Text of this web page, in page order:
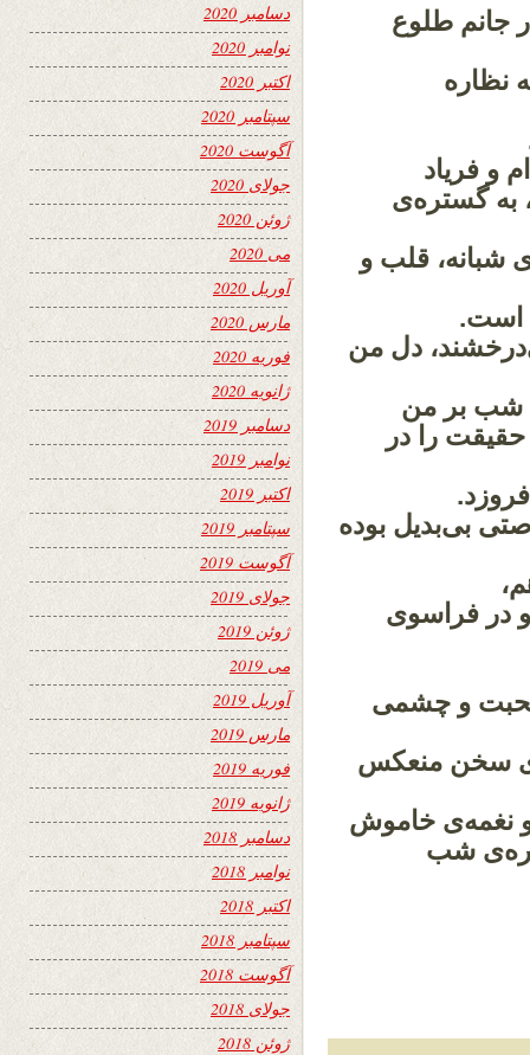
جانم طلوع
نظاره
و فریاد
به گستره‌ی
شبانه، قلب و
است.
دل من
شب بر من
را در
بی‌بدیل بوده
در فراسوی
محبت و چشمی
سخن منعکس
و نغمه‌ی خاموش
شب
دسامبر 2020
نوامبر 2020
اکتبر 2020
سپتامبر 2020
آگوست 2020
جولای 2020
ژوئن 2020
می 2020
آوریل 2020
مارس 2020
فوریه 2020
ژانویه 2020
دسامبر 2019
نوامبر 2019
اکتبر 2019
سپتامبر 2019
آگوست 2019
جولای 2019
ژوئن 2019
می 2019
آوریل 2019
مارس 2019
فوریه 2019
ژانویه 2019
دسامبر 2018
نوامبر 2018
اکتبر 2018
سپتامبر 2018
آگوست 2018
جولای 2018
ژوئن 2018